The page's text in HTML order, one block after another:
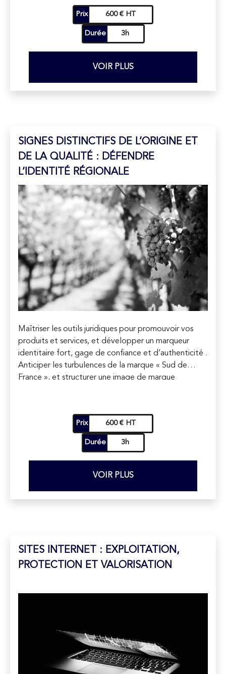
Sécuriser vos futurs partenariats commerciaux et
Prix 600 € HT
Durée 3h
VOIR PLUS
SIGNES DISTINCTIFS DE L’ORIGINE ET
DE LA QUALITÉ : DÉFENDRE
L’IDENTITÉ RÉGIONALE
Maîtriser les outils juridiques pour promouvoir vos
produits et services, et développer un marqueur
identitaire fort, gage de confiance et d’authenticité .
Anticiper les turbulences de la marque « Sud de
France », et structurer une image de marque
Prix 600 € HT
Durée 3h
VOIR PLUS
SITES INTERNET : EXPLOITATION,
PROTECTION ET VALORISATION